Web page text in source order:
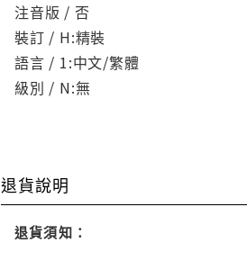
注音版 / 否
裝訂 / H:精裝
語言 / 1:中文/繁體
級別 / N:無
退貨說明
退貨須知：